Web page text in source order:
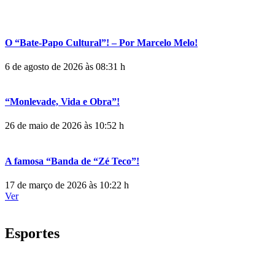
O “Bate-Papo Cultural”! – Por Marcelo Melo!
6 de agosto de 2026 às 08:31 h
“Monlevade, Vida e Obra”!
26 de maio de 2026 às 10:52 h
A famosa “Banda de “Zé Teco”!
17 de março de 2026 às 10:22 h
Ver
Esportes